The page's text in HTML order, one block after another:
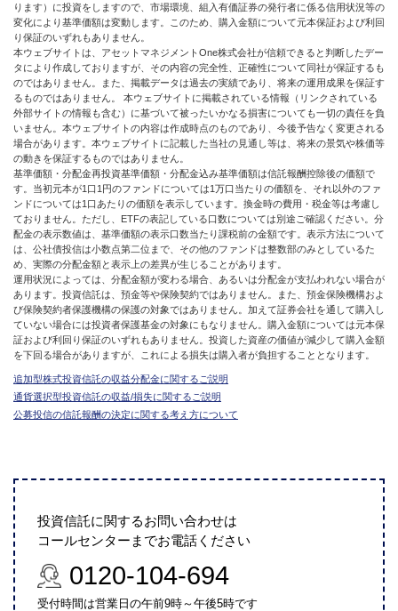
ります）に投資をしますので、市場環境、組入有価証券の発行者に係る信用状況等の
変化により基準価額は変動します。このため、購入金額について元本保証および利回
り保証のいずれもありません。
本ウェブサイトは、アセットマネジメントOne株式会社が信頼できると判断したデー
タにより作成しておりますが、その内容の完全性、正確性について同社が保証するも
のではありません。また、掲載データは過去の実績であり、将来の運用成果を保証す
るものではありません。 本ウェブサイトに掲載されている情報（リンクされている
外部サイトの情報も含む）に基づいて被ったいかなる損害についても一切の責任を負
いません。本ウェブサイトの内容は作成時点のものであり、今後予告なく変更される
場合があります。本ウェブサイトに記載した当社の見通し等は、将来の景気や株価等
の動きを保証するものではありません。
基準価額・分配金再投資基準価額・分配金込み基準価額は信託報酬控除後の価額で
す。当初元本が1口1円のファンドについては1万口当たりの価額を、それ以外のファ
ンドについては1口あたりの価額を表示しています。換金時の費用・税金等は考慮し
ておりません。ただし、ETFの表記している口数については別途ご確認ください。分
配金の表示数値は、基準価額の表示口数当たり課税前の金額です。表示方法について
は、公社債投信は小数点第二位まで、その他のファンドは整数部のみとしているた
め、実際の分配金額と表示上の差異が生じることがあります。
運用状況によっては、分配金額が変わる場合、あるいは分配金が支払われない場合が
あります。投資信託は、預金等や保険契約ではありません。また、預金保険機構およ
び保険契約者保護機構の保護の対象ではありません。加えて証券会社を通して購入し
ていない場合には投資者保護基金の対象にもなりません。購入金額については元本保
証および利回り保証のいずれもありません。投資した資産の価値が減少して購入金額
を下回る場合がありますが、これによる損失は購入者が負担することとなります。
追加型株式投資信託の収益分配金に関するご説明
通貨選択型投資信託の収益/損失に関するご説明
公募投信の信託報酬の決定に関する考え方について
投資信託に関するお問い合わせは
コールセンターまでお電話ください
0120-104-694
受付時間は営業日の午前9時～午後5時です